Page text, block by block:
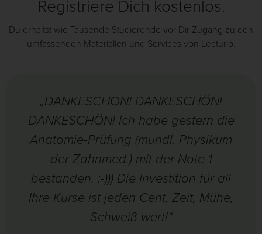
Registriere Dich kostenlos.
Du erhältst wie Tausende Studierende vor Dir Zugang zu den
umfassenden Materialien und Services von Lecturio.
„DANKESCHÖN! DANKESCHÖN!
DANKESCHÖN! Ich habe gestern die
Anatomie-Prüfung (mündl. Physikum
der Zahnmed.) mit der Note 1
bestanden. :-))) Die Investition für all
Ihre Kurse ist jeden Cent, Zeit, Mühe,
Schweiß wert!“